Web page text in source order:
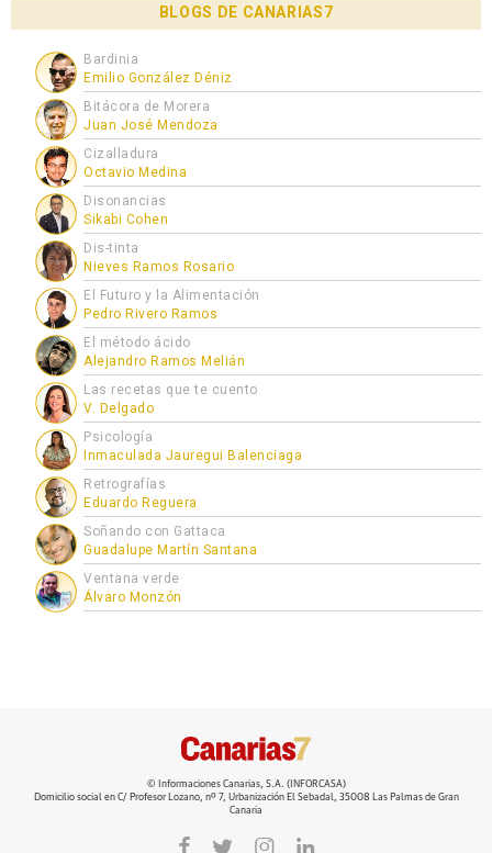
BLOGS DE CANARIAS7
Bardinia
Emilio González Déniz
Bitácora de Morera
Juan José Mendoza
Cizalladura
Octavio Medina
Disonancias
Sikabi Cohen
Dis-tinta
Nieves Ramos Rosario
El Futuro y la Alimentación
Pedro Rivero Ramos
El método ácido
Alejandro Ramos Melián
Las recetas que te cuento
V. Delgado
Psicología
Inmaculada Jauregui Balenciaga
Retrografías
Eduardo Reguera
Soñando con Gattaca
Guadalupe Martín Santana
Ventana verde
Álvaro Monzón
© Informaciones Canarias, S.A. (INFORCASA)
Domicilio social en C/ Profesor Lozano, nº 7, Urbanización El Sebadal, 35008 Las Palmas de Gran
Canaria